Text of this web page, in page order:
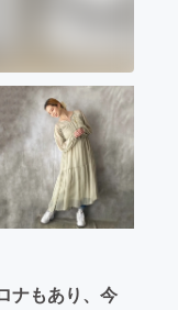
ナもあり、今